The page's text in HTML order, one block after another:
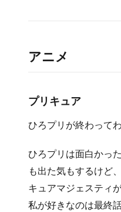
アニメ
プリキュア
ひろプリが終わって
ひろプリは面白かっ
も出た気もするけど、
キュアマジェスティ
私が好きなのは最終